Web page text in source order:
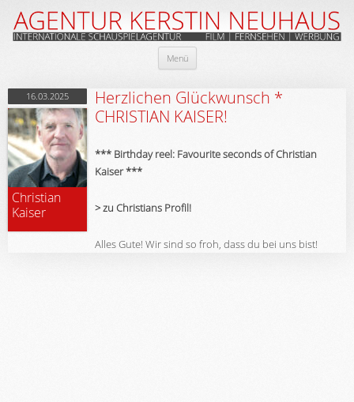
Menü Zum
springen
16.03.2025
Christian
Kaiser
Herzlichen Glückwunsch *
CHRISTIAN KAISER!
*** Birthday reel: Favourite seconds of Christian
Kaiser ***
> zu Christians Profil!
Alles Gute! Wir sind so froh, dass du bei uns bist!